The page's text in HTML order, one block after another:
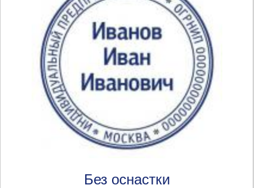
Без оснастки